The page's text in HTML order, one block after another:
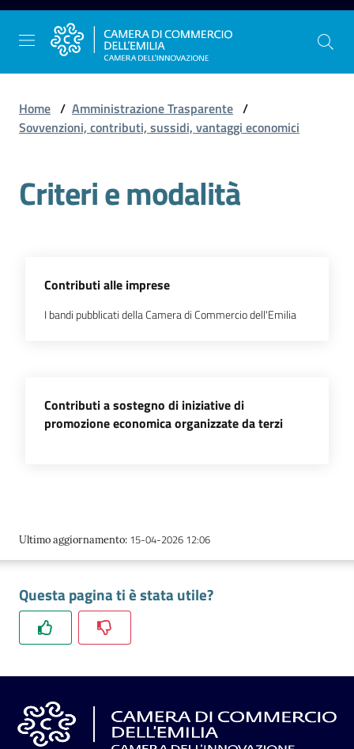
Vai al contenuto
Vai alla navigazione
Vai al footer
Camera
dell'Emilia
l'impresa
territorio
il
Consumatore
L'impresa
in
Home / Amministrazione Trasparente /
Sovvenzioni, contributi, sussidi, vantaggi economici
Criteri e modalità
Contributi alle imprese
I bandi pubblicati della Camera di Commercio dell'Emilia
Contributi a sostegno di iniziative di
promozione economica organizzate da terzi
Ultimo aggiornamento: 15-04-2026 12:06
Questa pagina ti è stata utile?